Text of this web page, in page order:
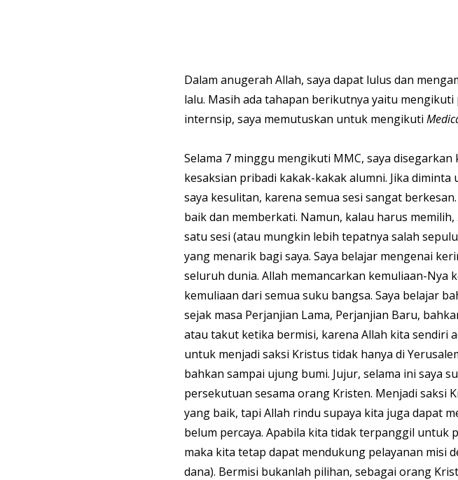
Dalam anugerah Allah, saya dapat lulus dan
lalu. Masih ada tahapan berikutnya yaitu
internsip, saya memutuskan untuk mengikuti
Selama 7 minggu mengikuti MMC, saya disegarkan
kesaksian pribadi kakak-kakak alumni. Jika
saya kesulitan, karena semua sesi sangat
baik dan memberkati. Namun, kalau harus memilih,
satu sesi (atau mungkin lebih tepatnya salah
yang menarik bagi saya. Saya belajar mengenai
seluruh dunia. Allah memancarkan kemuliaan-Nya
kemuliaan dari semua suku bangsa. Saya belajar
sejak masa Perjanjian Lama, Perjanjian Baru,
atau takut ketika bermisi, karena Allah kita sendiri
untuk menjadi saksi Kristus tidak hanya di
bahkan sampai ujung bumi. Jujur, selama ini saya
persekutuan sesama orang Kristen. Menjadi saksi
yang baik, tapi Allah rindu supaya kita juga dapat
belum percaya. Apabila kita tidak terpanggil untuk
maka kita tetap dapat mendukung pelayanan misi
dana). Bermisi bukanlah pilihan, sebagai orang